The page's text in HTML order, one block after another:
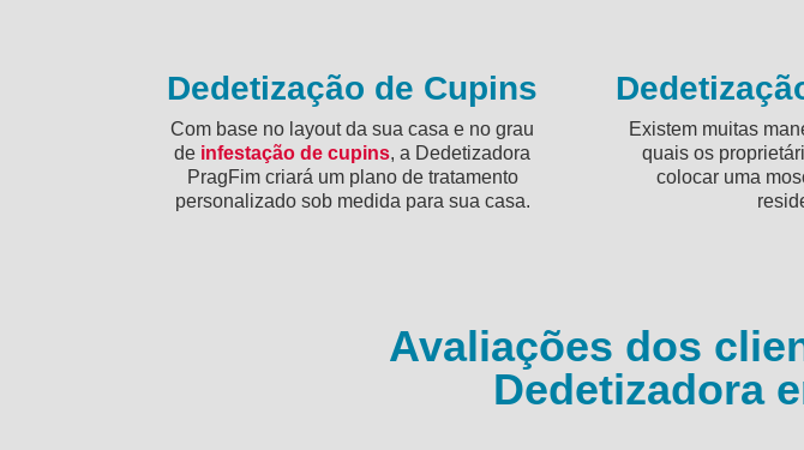
Dedetização de Cupins
Com base no layout da sua casa e no grau
de infestação de cupins, a Dedetizadora
PragFim criará um plano de tratamento
personalizado sob medida para sua casa.
Existem muitas
quais os
colocar uma
Avaliações dos
Dedetizadora